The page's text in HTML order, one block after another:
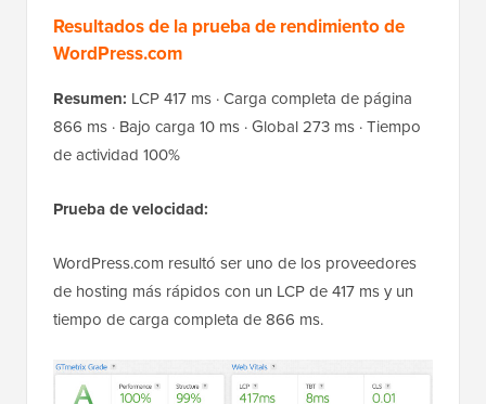
Resultados de la prueba de rendimiento de
WordPress.com
Resumen: LCP 417 ms · Carga completa de página
866 ms · Bajo carga 10 ms · Global 273 ms · Tiempo
de actividad 100%
Prueba de velocidad:
WordPress.com resultó ser uno de los proveedores
de hosting más rápidos con un LCP de 417 ms y un
tiempo de carga completa de 866 ms.